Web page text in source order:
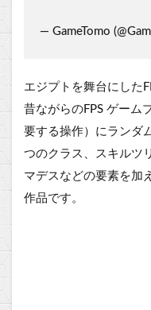
— GameTomo
エジプトを舞台にした
昔ながらのFPS ゲーム
要する操作）にランダ
つのクラス、スキルツ
マデスなどの要素を加
作品です。